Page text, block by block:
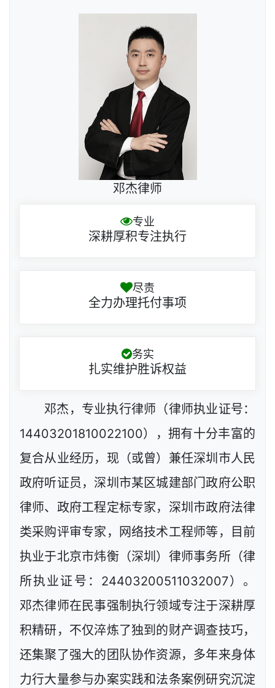
邓杰律师
专业
深耕厚积专注执行
尽责
全力办理托付事项
务实
扎实维护胜诉权益
邓杰，专业执行律师（律师执业证号：
14403201810022100），拥有十分丰富的
复合从业经历，现（或曾）兼任深圳市人民
政府听证员，深圳市某区城建部门政府公职
律师、政府工程定标专家，深圳市政府法律
类采购评审专家，网络技术工程师等，目前
执业于北京市炜衡（深圳）律师事务所（律
所执业证号：24403200511032007）。
邓杰律师在民事强制执行领域专注于深耕厚
积精研，不仅淬炼了独到的财产调查技巧，
还集聚了强大的团队协作资源，多年来身体
力行大量参与办案实践和法条案例研究沉淀